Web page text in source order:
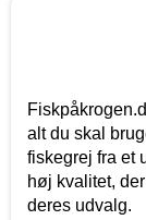
alt du skal
fiskegrej fra et
høj kvalitet,
deres udvalg.